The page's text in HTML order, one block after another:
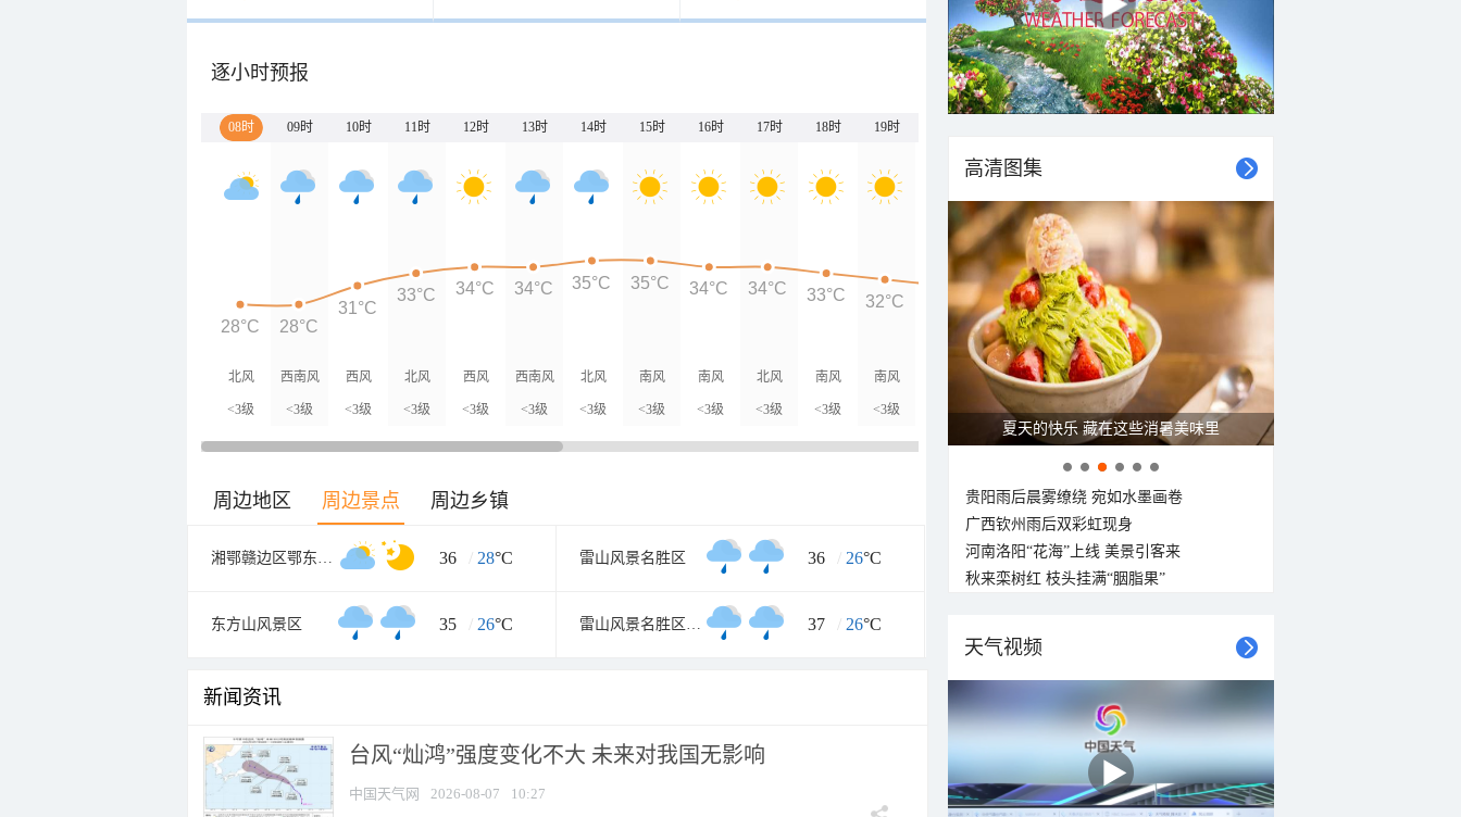
逐小时预报
08时 09时 10时 11时 12时 13时 14时 15时 16时 17时 18时 19时
北风
<3级
西南风
<3级
西风
<3级
北风
<3级
西风
<3级
西南风
<3级
北风
<3级
南风
<3级
南风
<3级
北风
<3级
南风
<3级
南风
<3级 <3级
东风
<3级
东风
<3级
东风
<3级 <3级
东风
<3级
28°C 28°C
31°C
33°C 34°C 34°C 35°C 35°C 34°C 34°C 33°C 32°C 31°C 30°C 29°C 29°C 29°C
周边地区 周边景点 周边乡镇
湘鄂赣边区鄂东南革命烈士陵园 36 / 28°C 雷山风景名胜区 36 / 26°C
东方山风景区 35 / 26°C 雷山风景名胜区东门 37 / 26°C
新闻资讯
台风“灿鸿”强度变化不大 未来对我国无影响
中国天气网 2026-08-07 10:27
高清图集
夏天的快乐 藏在这些消暑美味里
贵阳雨后晨雾缭绕 宛如水墨画卷
广西钦州雨后双彩虹现身
河南洛阳“花海”上线 美景引客来
秋来栾树红 枝头挂满“胭脂果”
天气视频